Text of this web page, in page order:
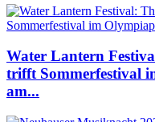
Water Lantern
trifft Sommerfestival
am...